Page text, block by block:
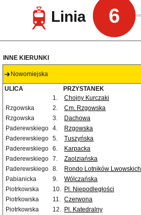
Linia 6
INNE KIERUNKI
Nowomiejska
ULICA PRZYSTANEK
1.
Chojny Kurczaki
Rzgowska
2. Cm. Rzgowska
Rzgowska
3. Dachowa
Paderewskiego 4. Rzgowska
Paderewskiego 5. Tuszyńska
Paderewskiego 6. Karpacka
Paderewskiego 7. Zaolziańska
Paderewskiego 8. Rondo Lotników Lwowskich
Pabianicka
9. Wólczańska
Piotrkowska
10. Pl. Niepodległości
Piotrkowska
11. Czerwona
Piotrkowska
12. Pl. Katedralny